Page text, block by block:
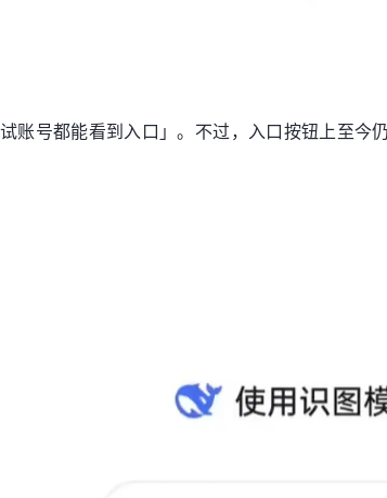
账号都能看到入口」。不过，入口按钮上至今